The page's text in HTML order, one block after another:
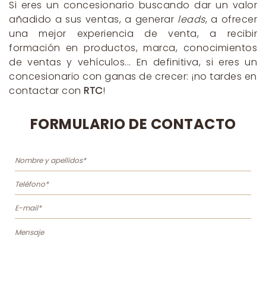
Si eres un concesionario buscando dar un valor
añadido a sus ventas, a generar leads, a ofrecer
una mejor experiencia de venta, a recibir
formación en productos, marca, conocimientos
de ventas y vehículos... En definitiva, si eres un
concesionario con ganas de crecer: ¡no tardes en
contactar con RTC!
FORMULARIO DE CONTACTO